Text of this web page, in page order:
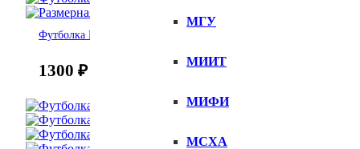
МГУ
МИИТ
МИФИ
МСХА
Футболка Гарный хлопец
1300 ₽